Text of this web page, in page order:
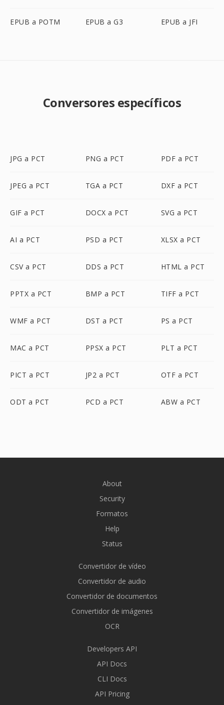
EPUB a POTM EPUB a G3 EPUB a JFI
Conversores específicos
JPG a PCT PNG a PCT PDF a PCT
JPEG a PCT TGA a PCT DXF a PCT
GIF a PCT DOCX a PCT SVG a PCT
AI a PCT PSD a PCT XLSX a PCT
CSV a PCT DDS a PCT HTML a PCT
PPTX a PCT BMP a PCT TIFF a PCT
WMF a PCT DST a PCT PS a PCT
MAC a PCT PPSX a PCT PLT a PCT
PICT a PCT JP2 a PCT OTF a PCT
ODT a PCT PCD a PCT ABW a PCT
About
Security
Formatos
Help
Status
Convertidor de vídeo
Convertidor de audio
Convertidor de documentos
Convertidor de imágenes
OCR
Developers API
API Docs
CLI Docs
API Pricing